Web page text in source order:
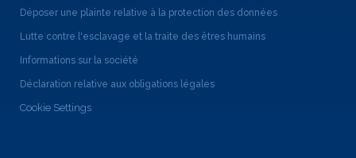
Déposer une plainte relative à la protection des données
Lutte contre l'esclavage et la traite des êtres humains
Informations sur la société
Déclaration relative aux obligations légales
Cookie Settings